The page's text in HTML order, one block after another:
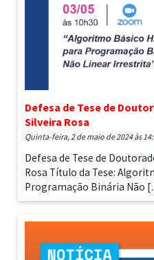
Defesa de Tese de
Silveira Rosa
quinta-feira, 2 de maio de 2024 às
Defesa de Tese de
Rosa Título da Tese:
Programação Binária Não